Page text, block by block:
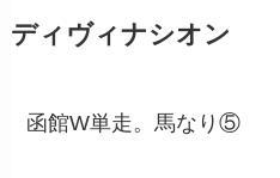
ディヴィナシオン
函館W単走。馬なり⑤